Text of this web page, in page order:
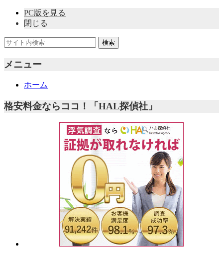
PC版を見る
閉じる
メニュー
ホーム
格安料金ならココ！「HAL探偵社」